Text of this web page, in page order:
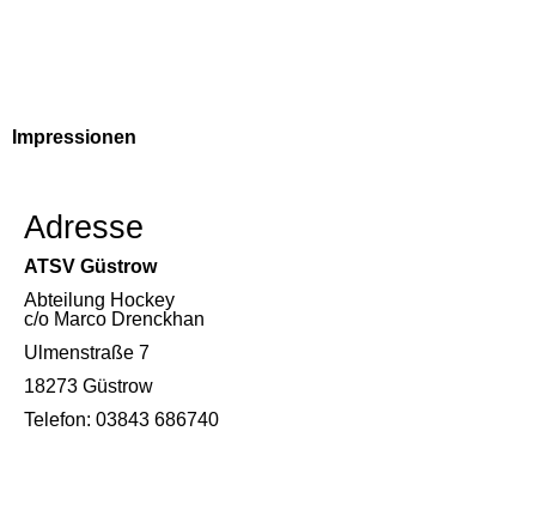
Navigation
Impressionen
Adresse
ATSV Güstrow
Abteilung Hockey
c/o Marco Drenckhan
Ulmenstraße 7
18273 Güstrow
Telefon: 03843 686740